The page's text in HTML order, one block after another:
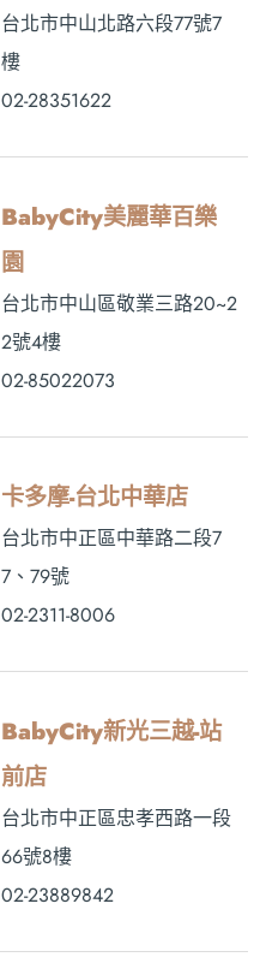
台北市中山北路六段77號7
樓
02-28351622
BabyCity美麗華百樂
園
台北市中山區敬業三路20~2
2號4樓
02-85022073
卡多摩-台北中華店
台北市中正區中華路二段7
7、79號
02-2311-8006
BabyCity新光三越-站
前店
台北市中正區忠孝西路一段
66號8樓
02-23889842